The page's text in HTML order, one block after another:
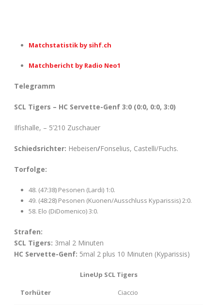
Matchstatistik by sihf.ch
Matchbericht by Radio Neo1
Telegramm
SCL Tigers – HC Servette-Genf 3:0 (0:0, 0:0, 3:0)
Ilfishalle, – 5’210 Zuschauer
Schiedsrichter: Hebeisen/Fonselius, Castelli/Fuchs.
Torfolge:
48. (47:38) Pesonen (Lardi) 1:0.
49. (48:28) Pesonen (Kuonen/Ausschluss Kyparissis) 2:0.
58. Elo (DiDomenico) 3:0.
Strafen:
SCL Tigers: 3mal 2 Minuten
HC Servette-Genf: 5mal 2 plus 10 Minuten (Kyparissis)
LineUp SCL Tigers
Torhüter Ciaccio